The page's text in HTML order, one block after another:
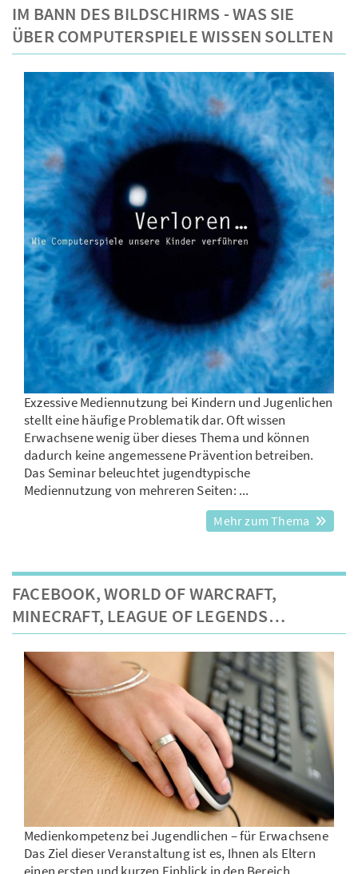
IM BANN DES BILDSCHIRMS - WAS SIE
ÜBER COMPUTERSPIELE WISSEN SOLLTEN
Exzessive Mediennutzung bei Kindern und Jugenlichen
stellt eine häufige Problematik dar. Oft wissen
Erwachsene wenig über dieses Thema und können
dadurch keine angemessene Prävention betreiben.
Das Seminar beleuchtet jugendtypische
Mediennutzung von mehreren Seiten: ...
Mehr zum Thema
FACEBOOK, WORLD OF WARCRAFT,
MINECRAFT, LEAGUE OF LEGENDS…
Medienkompetenz bei Jugendlichen – für Erwachsene
Das Ziel dieser Veranstaltung ist es, Ihnen als Eltern